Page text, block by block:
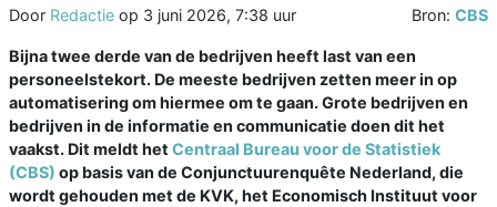
Door Redactie op 3 juni 2026, 7:38 uur Bron: CBS
Bijna twee derde van de bedrijven heeft last van een
personeelstekort. De meeste bedrijven zetten meer in op
automatisering om hiermee om te gaan. Grote bedrijven en
bedrijven in de informatie en communicatie doen dit het
vaakst. Dit meldt het Centraal Bureau voor de Statistiek
(CBS) op basis van de Conjunctuurenquête Nederland, die
wordt gehouden met de KVK, het Economisch Instituut voor